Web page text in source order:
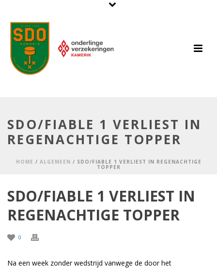
SDO/FIABLE 1 VERLIEST IN
REGENACHTIGE TOPPER
HOME / ALGEMEEN / SDO/FIABLE 1 VERLIEST IN REGENACHTIGE
TOPPER
SDO/FIABLE 1 VERLIEST IN
REGENACHTIGE TOPPER
0
Na een week zonder wedstrijd vanwege de door het